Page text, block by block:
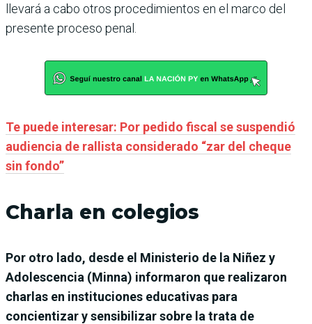
llevará a cabo otros procedimientos en el marco del
presente proceso penal.
Te puede interesar: Por pedido fiscal se suspendió
audiencia de rallista considerado “zar del cheque
sin fondo”
Charla en colegios
Por otro lado, desde el Ministerio de la Niñez y
Adolescencia (Minna) informaron que realizaron
charlas en instituciones educativas para
concientizar y sensibilizar sobre la trata de